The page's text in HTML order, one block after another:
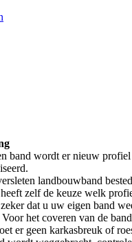
band wordt er nieuw
landbouwband
zelf de keuze welk
dat u uw eigen band
het coveren van de
er geen karkasbreuk of